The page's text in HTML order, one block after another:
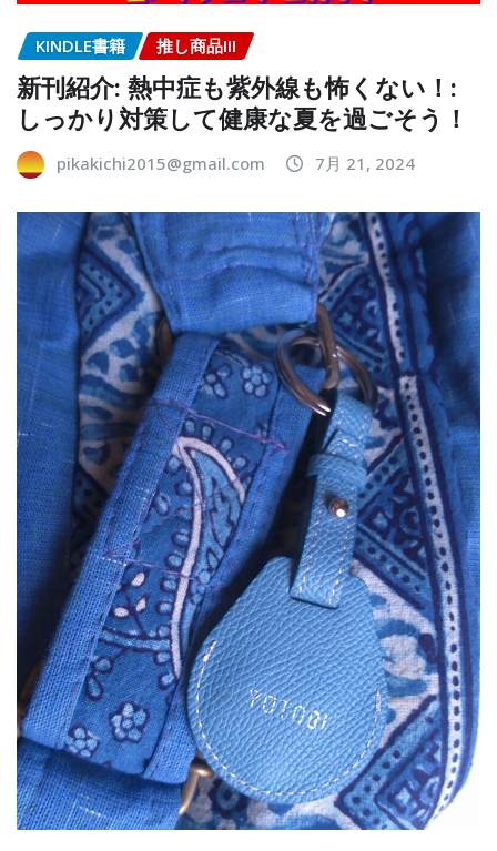
KINDLE書籍 推し商品III
新刊紹介: 熱中症も紫外線も怖くない！:
しっかり対策して健康な夏を過ごそう！
pikakichi2015@gmail.com 7月 21, 2024